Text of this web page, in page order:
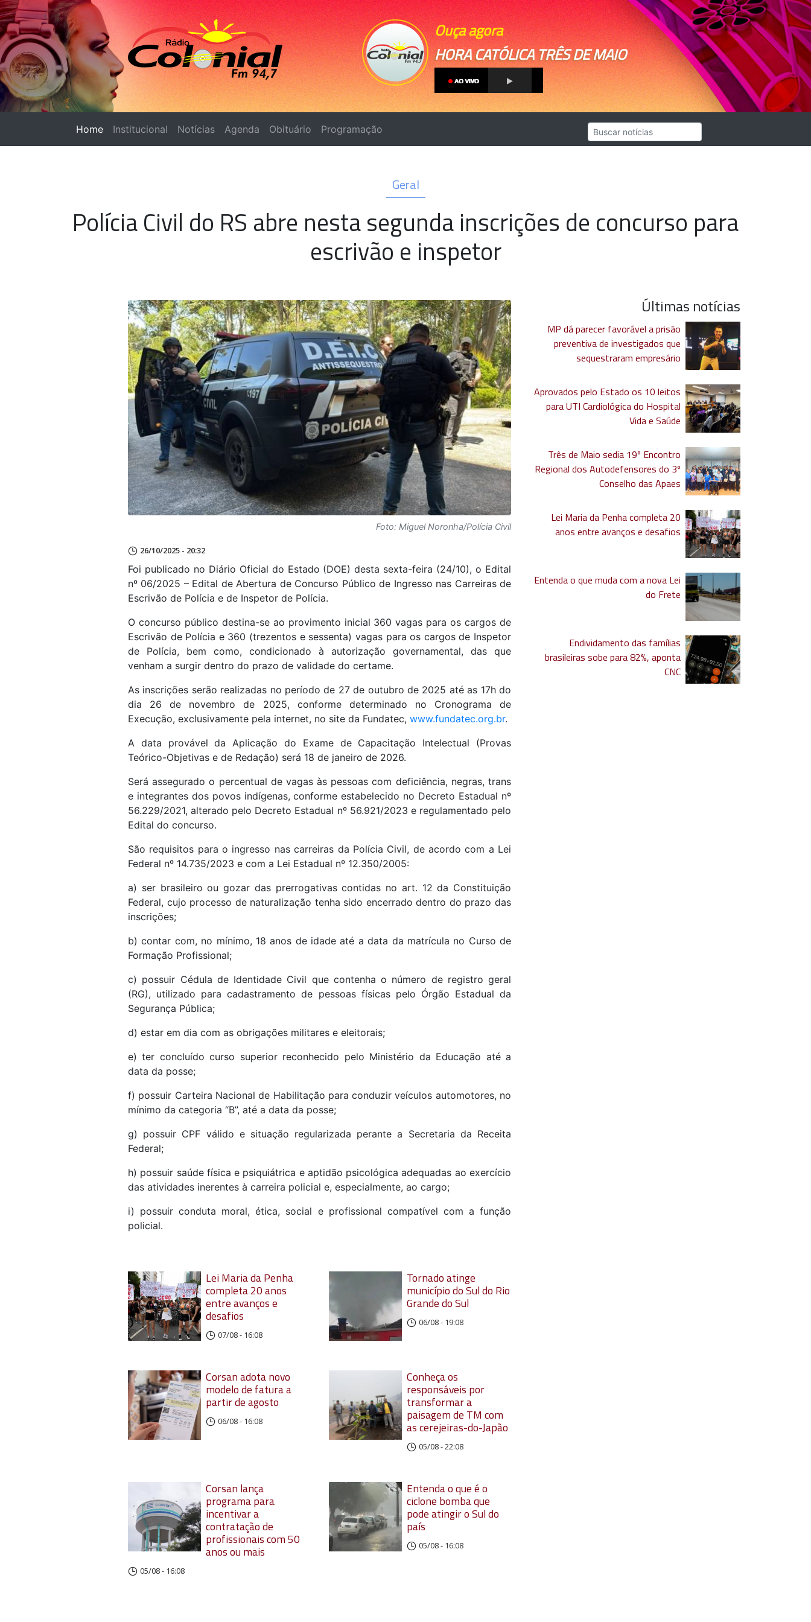
Ouça agora
HORA CATÓLICA TRÊS DE MAIO
Home (página atual)
Institucional Notícias Agenda Obituário Programação
Geral
Polícia Civil do RS abre nesta segunda inscrições de concurso para
escrivão e inspetor
Foto: Miguel Noronha/Polícia Civil
26/10/2025 - 20:32
Foi publicado no Diário Oficial do Estado (DOE) desta sexta-feira (24/10), o Edital
nº 06/2025 – Edital de Abertura de Concurso Público de Ingresso nas Carreiras de
Escrivão de Polícia e de Inspetor de Polícia.
O concurso público destina-se ao provimento inicial 360 vagas para os cargos de
Escrivão de Polícia e 360 (trezentos e sessenta) vagas para os cargos de Inspetor
de Polícia, bem como, condicionado à autorização governamental, das que
venham a surgir dentro do prazo de validade do certame.
As inscrições serão realizadas no período de 27 de outubro de 2025 até as 17h do
dia 26 de novembro de 2025, conforme determinado no Cronograma de
Execução, exclusivamente pela internet, no site da Fundatec, www.fundatec.org.br.
A data provável da Aplicação do Exame de Capacitação Intelectual (Provas
Teórico-Objetivas e de Redação) será 18 de janeiro de 2026.
Será assegurado o percentual de vagas às pessoas com deficiência, negras, trans
e integrantes dos povos indígenas, conforme estabelecido no Decreto Estadual nº
56.229/2021, alterado pelo Decreto Estadual nº 56.921/2023 e regulamentado pelo
Edital do concurso.
São requisitos para o ingresso nas carreiras da Polícia Civil, de acordo com a Lei
Federal nº 14.735/2023 e com a Lei Estadual nº 12.350/2005:
a) ser brasileiro ou gozar das prerrogativas contidas no art. 12 da Constituição
Federal, cujo processo de naturalização tenha sido encerrado dentro do prazo das
inscrições;
b) contar com, no mínimo, 18 anos de idade até a data da matrícula no Curso de
Formação Profissional;
c) possuir Cédula de Identidade Civil que contenha o número de registro geral
(RG), utilizado para cadastramento de pessoas físicas pelo Órgão Estadual da
Segurança Pública;
d) estar em dia com as obrigações militares e eleitorais;
e) ter concluído curso superior reconhecido pelo Ministério da Educação até a
data da posse;
f) possuir Carteira Nacional de Habilitação para conduzir veículos automotores, no
mínimo da categoria “B”, até a data da posse;
g) possuir CPF válido e situação regularizada perante a Secretaria da Receita
Federal;
h) possuir saúde física e psiquiátrica e aptidão psicológica adequadas ao exercício
das atividades inerentes à carreira policial e, especialmente, ao cargo;
i) possuir conduta moral, ética, social e profissional compatível com a função
policial.
Lei Maria da Penha
completa 20 anos
entre avanços e
desafios
07/08 - 16:08
Tornado atinge
município do Sul do Rio
Grande do Sul
06/08 - 19:08
Corsan adota novo
modelo de fatura a
partir de agosto
06/08 - 16:08
Conheça os
responsáveis por
transformar a
paisagem de TM com
as cerejeiras-do-Japão
05/08 - 22:08
Corsan lança
programa para
incentivar a
contratação de
profissionais com 50
anos ou mais
05/08 - 16:08
Entenda o que é o
ciclone bomba que
pode atingir o Sul do
país
05/08 - 16:08
Últimas notícias
MP dá parecer favorável a prisão
preventiva de investigados que
sequestraram empresário
Aprovados pelo Estado os 10 leitos
para UTI Cardiológica do Hospital
Vida e Saúde
Três de Maio sedia 19º Encontro
Regional dos Autodefensores do 3º
Conselho das Apaes
Lei Maria da Penha completa 20
anos entre avanços e desafios
Entenda o que muda com a nova Lei
do Frete
Endividamento das famílias
brasileiras sobe para 82%, aponta
CNC